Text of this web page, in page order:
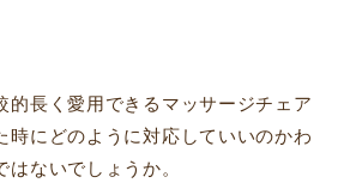
的長く愛用できるマッサージチェア
時にどのように対応していいのかわ
ないでしょうか。